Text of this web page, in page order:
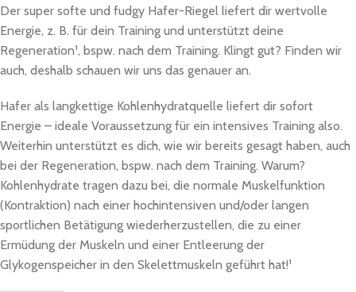
Der super softe und fudgy Hafer-Riegel liefert dir wertvolle
Energie, z. B. für dein Training und unterstützt deine
Regeneration¹, bspw. nach dem Training. Klingt gut? Finden wir
auch, deshalb schauen wir uns das genauer an.
Hafer als langkettige Kohlenhydratquelle liefert dir sofort
Energie – ideale Voraussetzung für ein intensives Training also.
Weiterhin unterstützt es dich, wie wir bereits gesagt haben, auch
bei der Regeneration, bspw. nach dem Training. Warum?
Kohlenhydrate tragen dazu bei, die normale Muskelfunktion
(Kontraktion) nach einer hochintensiven und/oder langen
sportlichen Betätigung wiederherzustellen, die zu einer
Ermüdung der Muskeln und einer Entleerung der
Glykogenspeicher in den Skelettmuskeln geführt hat!¹